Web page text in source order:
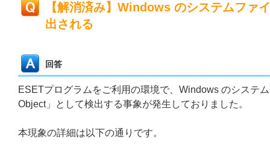
【解消済み】Windows のシステムフ
出される
回答
ESETプログラムをご利用の環境で、Windows のシステ
Object」として検出する事象が発生しておりました。
本現象の詳細は以下の通りです。